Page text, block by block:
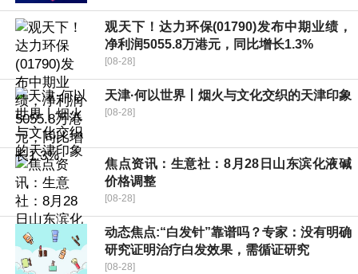
观天下！达力环保(01790)发布中期业绩，
净利润5055.8万港元，同比增长1.3%
[08-28]
天津·何以世界丨烟火与文化交织的天津印象
[08-28]
焦点资讯：生意社：8月28日山东滨化液碱
价格调整
[08-28]
动态焦点:“白发针”靠谱吗？专家：没有明确
研究证明治疗白发效果，需循证研究
[08-28]